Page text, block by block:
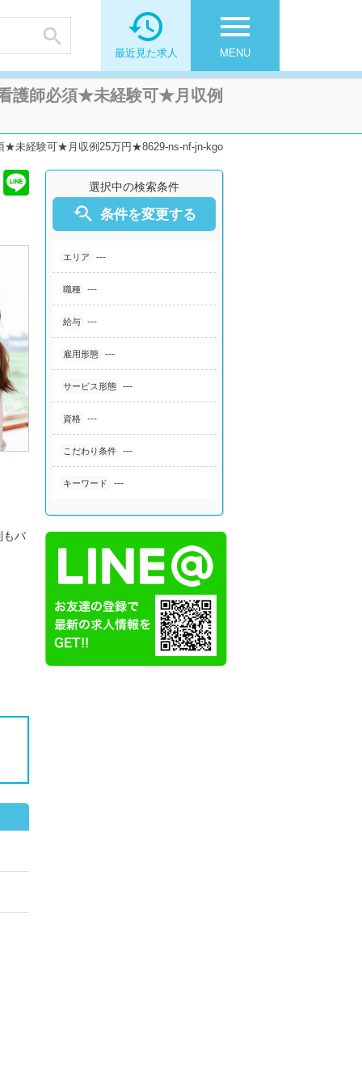
 menu
MENU

最近見た求人
護師必須★未経験可★月収例
★未経験可★月収例25万円★8629-ns-nf-jn-kgo
選択中の検索条件
 条件を変更する
エリア ---
職種 ---
給与 ---
雇用形態 ---
サービス形態 ---
資格 ---
こだわり条件 ---
キーワード ---
もバ